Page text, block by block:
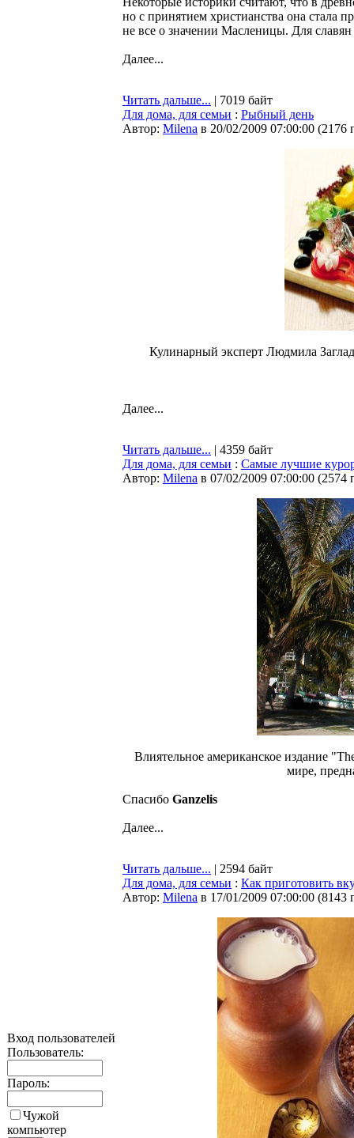
Вход пользователей
Пользователь:
Пароль:
Чужой
компьютер
но с принятием христианства она стала
не все о значении Масленицы. Для
Далее...
Читать дальше... | 7019 байт
Для дома, для семьи : Рыбный день
Автор: Milena в 20/02/2009 07:00:00 (2176
Кулинарный эксперт Людмила
Далее...
Читать дальше... | 4359 байт
Для дома, для семьи : Самые лучшие
Автор: Milena в 07/02/2009 07:00:00 (2574
Влиятельное американское издание
мире,
Спасибо Ganzelis
Далее...
Читать дальше... | 2594 байт
Для дома, для семьи : Как приготовить
Автор: Milena в 17/01/2009 07:00:00 (8143